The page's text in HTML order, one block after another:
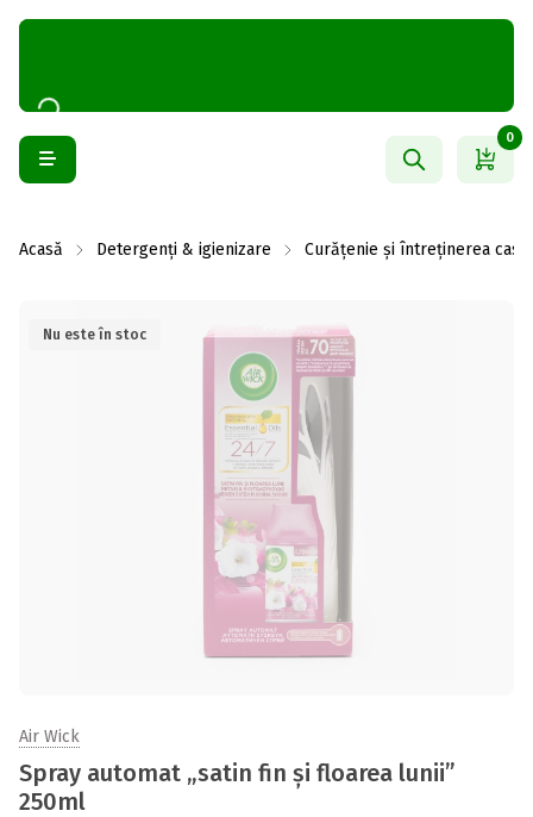
0
Acasă Detergenți & igienizare Curățenie și întreținerea casei
Nu este în stoc
Air Wick
Spray automat „satin fin și floarea lunii”
250ml